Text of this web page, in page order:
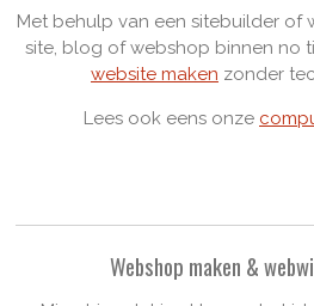
Met behulp van een sitebuilder of
site, blog of webshop binnen no
website maken zonder
Lees ook eens onze
Webshop maken &